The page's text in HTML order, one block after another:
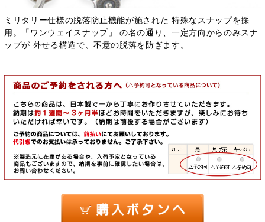
ミリタリー仕様の脱落防止機能が施された 特殊なスナップを採
用。「ワンウェイスナップ」 の名の通り、一定方向からのみスナ
ップが 外せる構造で、不意の脱落を防ぎます。